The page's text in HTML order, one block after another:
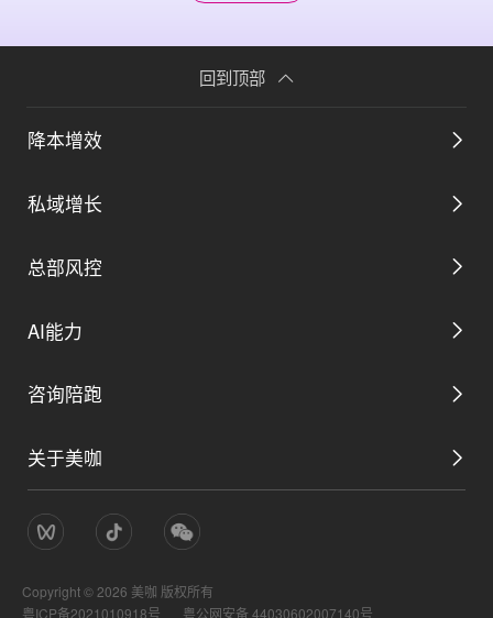
回到顶部
降本增效
数字管理后台
私域增长
私域营销解决方案
总部风控
平台用工解决方案
AI巡店解决方案
AI能力
AI总裁助理
AI服务助理
咨询陪跑
AI数字门店总部方案
AI数字门店咨询陪跑
关于美咖
公司简介
管理团队
Copyright © 2026 美咖 版权所有
粤ICP备2021010918号
粤公网安备 44030602007140号